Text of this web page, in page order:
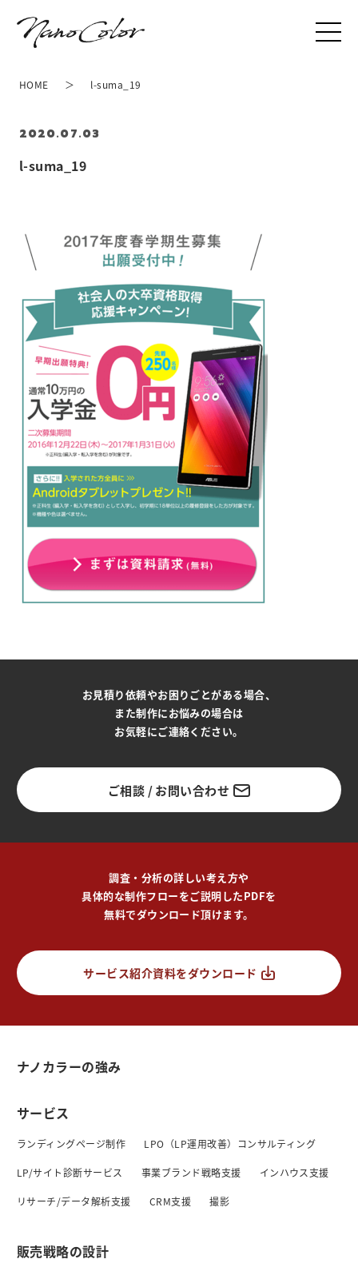
l-suma_19
2020.07.03
HOME l-suma_19
お見積り依頼やお困りごとがある場合、
また制作にお悩みの場合は
お気軽にご連絡ください。
ご相談 / お問い合わせ
調査・分析の詳しい考え方や
具体的な制作フローをご説明したPDFを
無料でダウンロード頂けます。
サービス紹介資料をダウンロード
ナノカラーの強み
サービス
ランディングページ制作 LPO（LP運用改善）コンサルティング
LP/サイト診断サービス 事業ブランド戦略支援 インハウス支援
リサーチ/データ解析支援 CRM支援 撮影
販売戦略の設計